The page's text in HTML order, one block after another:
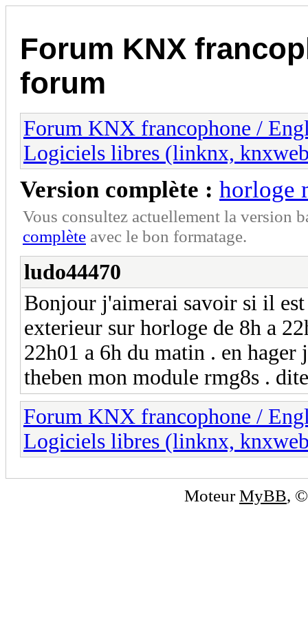
Forum KNX
forum
Forum KNX francophone /
Logiciels libres (linknx,
Version complète : horloge
Vous consultez actuellement la version
complète avec le bon formatage.
ludo44470
Bonjour j'aimerai savoir si il
exterieur sur horloge de 8h a
22h01 a 6h du matin . en
theben mon module rmg8s .
Forum KNX francophone /
Logiciels libres (linknx,
MoteurMyBB,